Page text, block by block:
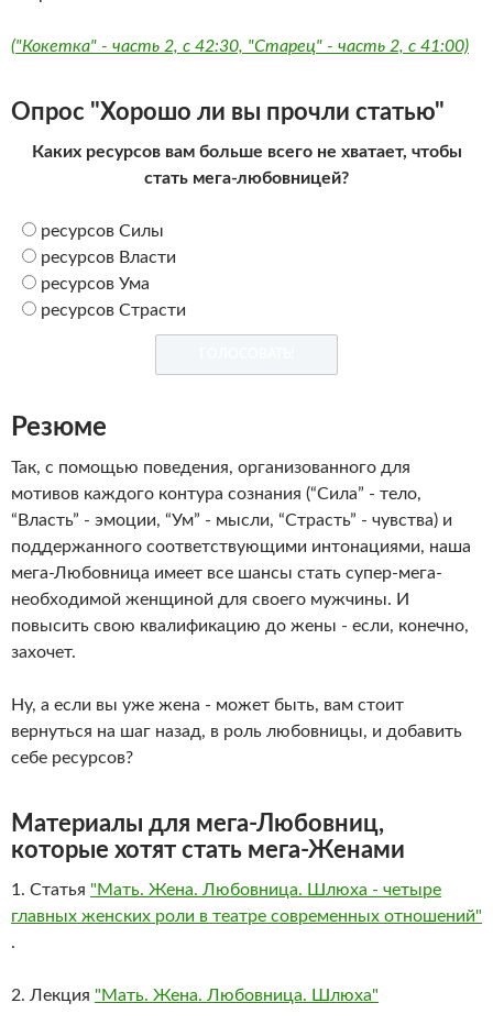
("Кокетка" - часть 2, с 42:30, "Старец" - часть 2, с 41:00)
Опрос "Хорошо ли вы прочли статью"
Каких ресурсов вам больше всего не хватает, чтобы
стать мега-любовницей?
ресурсов Силы
ресурсов Власти
ресурсов Ума
ресурсов Страсти
Резюме
Так, с помощью поведения, организованного для
мотивов каждого контура сознания (“Сила” - тело,
“Власть” - эмоции, “Ум” - мысли, “Страсть” - чувства) и
поддержанного соответствующими интонациями, наша
мега-Любовница имеет все шансы стать супер-мега-
необходимой женщиной для своего мужчины. И
повысить свою квалификацию до жены - если, конечно,
захочет.
Ну, а если вы уже жена - может быть, вам стоит
вернуться на шаг назад, в роль любовницы, и добавить
себе ресурсов?
Материалы для мега-Любовниц,
которые хотят стать мега-Женами
1. Статья "Мать. Жена. Любовница. Шлюха - четыре
главных женских роли в театре современных отношений"
.
2. Лекция "Мать. Жена. Любовница. Шлюха"